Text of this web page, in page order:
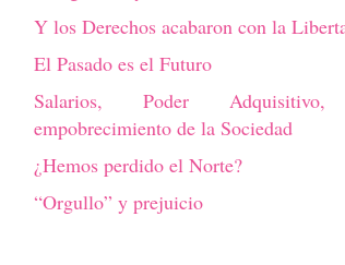
Y los Derechos acabaron con la
El Pasado es el Futuro
Salarios, Poder
empobrecimiento de la Sociedad
¿Hemos perdido el Norte?
“Orgullo” y prejuicio